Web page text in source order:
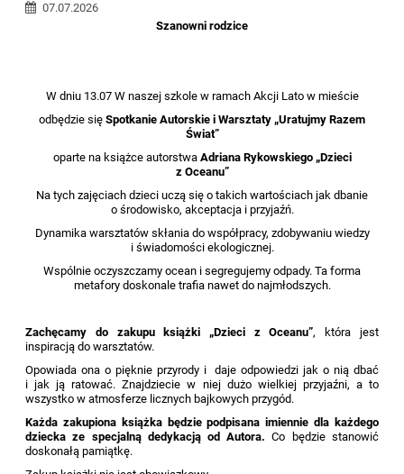
07.07.2026
Szanowni rodzice
W dniu 13.07 W naszej szkole w ramach Akcji Lato w mieście
odbędzie się Spotkanie Autorskie i Warsztaty „Uratujmy Razem
Świat”
oparte na książce autorstwa Adriana Rykowskiego „Dzieci
z Oceanu”
Na tych zajęciach dzieci uczą się o takich wartościach jak dbanie
o środowisko, akceptacja i przyjaźń.
Dynamika warsztatów skłania do współpracy, zdobywaniu wiedzy
i świadomości ekologicznej.
Wspólnie oczyszczamy ocean i segregujemy odpady. Ta forma
metafory doskonale trafia nawet do najmłodszych.
Zachęcamy do zakupu książki „Dzieci z Oceanu”, która jest
inspiracją do warsztatów.
Opowiada ona o pięknie przyrody i daje odpowiedzi jak o nią dbać
i jak ją ratować. Znajdziecie w niej dużo wielkiej przyjaźni, a to
wszystko w atmosferze licznych bajkowych przygód.
Każda zakupiona książka będzie podpisana imiennie dla każdego
dziecka ze specjalną dedykacją od Autora.Co będzie stanowić
doskonałą pamiątkę.